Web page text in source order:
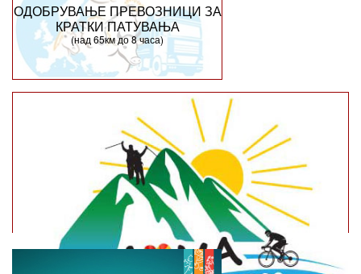
ОДОБРУВАЊЕ ПРЕВОЗНИЦИ ЗА
КРАТКИ ПАТУВАЊА
(над 65км до 8 часа)